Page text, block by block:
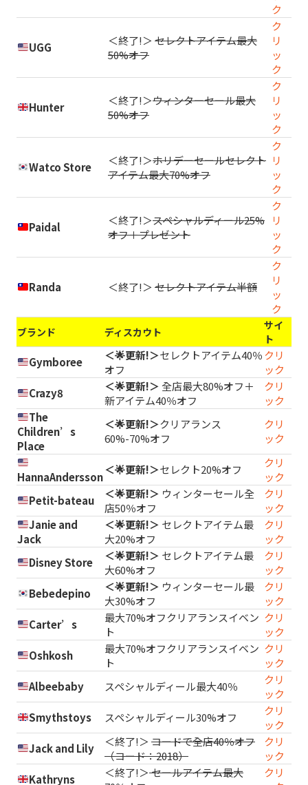
ク
UGG ＜終了!＞セレクトアイテム最大
50%オフ
ク
リ
ッ
ク
Hunter ＜終了!＞ウィンターセール最大
50%オフ
ク
リ
ッ
ク
Watco Store ＜終了!＞ホリデーセールセレクト
アイテム最大70%オフ
ク
リ
ッ
ク
Paidal ＜終了!＞スペシャルディール25%
オフ＋プレゼント
ク
リ
ッ
ク
Randa ＜終了!＞セレクトアイテム半額
ク
リ
ッ
ク
ブランド ディスカウト
サイ
ト
Gymboree ＜🌟更新!＞セレクトアイテム40％
オフ
クリ
ック
Crazy8
＜🌟更新!＞全店最大80%オフ＋
新アイテム40％オフ
クリ
ック
The
Children’s
Place
＜🌟更新!＞クリアランス
60%-70%オフ
クリ
ック
HannaAndersson
＜🌟更新!＞セレクト20%オフ
クリ
ック
Petit-bateau
＜🌟更新!＞ ウィンターセール全
店50％オフ
クリ
ック
Janie and
Jack
＜🌟更新!＞ セレクトアイテム最
大20%オフ
クリ
ック
Disney Store
＜🌟更新!＞ セレクトアイテム最
大60%オフ
クリ
ック
Bebedepino
＜🌟更新!＞ ウィンターセール最
大30%オフ
クリ
ック
Carter’s
最大70%オフクリアランスイベン
ト
クリ
ック
Oshkosh
最大70%オフクリアランスイベン
ト
クリ
ック
Albeebaby
スペシャルディール最大40％
クリ
ック
Smythstoys
スペシャルディール30%オフ
クリ
ック
Jack and Lily
＜終了!＞コードで全店40％オフ
（コード：2018）
クリ
ック
Kathryns
＜終了!＞セールアイテム最大
クリ